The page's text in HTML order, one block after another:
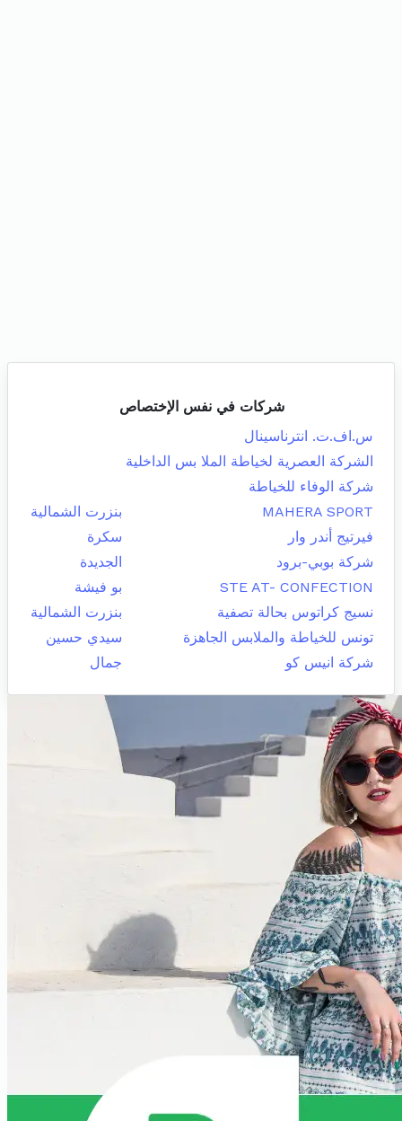
شركات في نفس الإختصاص
س.اف.ت. انترناسينال
الشركة العصرية لخياطة الملا بس الداخلية
شركة الوفاء للخياطة
MAHERA SPORT
بنزرت الشمالية
فيرتيج أندر وار
سكرة
شركة بوبي-برود
الجديدة
STE AT- CONFECTION
بو فيشة
نسيج كراتوس بحالة تصفية
بنزرت الشمالية
تونس للخياطة والملابس الجاهزة
سيدي حسين
شركة انيس كو
جمال